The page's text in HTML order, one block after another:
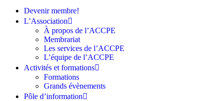
Devenir membre!
L’Association
À propos de l’ACCPE
Membrariat
Les services de l’ACCPE
L’équipe de l’ACCPE
Activités et formations
Formations
Grands évènements
Pôle d’information